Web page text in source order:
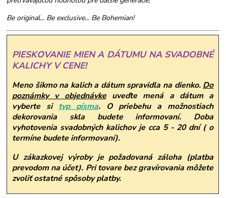
Be original... Be exclusive... Be Bohemian!
PIESKOVANIE MIEN A DÁTUMU NA SVADOBNÉ
KALICHY V CENE!
Meno šikmo na kalich a dátum spravidla na dienko. Do
poznámky v objednávkeuveďte mená a dátum a
vyberte si typ písma. O priebehu a možnostiach
dekorovania skla budete informovaní. Doba
vyhotovenia svadobných kalichov je cca 5 - 20 dní ( o
termíne budete informovaní).
U zákazkovej výroby je požadovaná záloha (platba
prevodom na účet). Pri tovare bez gravírovania môžete
zvoliť ostatné spôsoby platby.